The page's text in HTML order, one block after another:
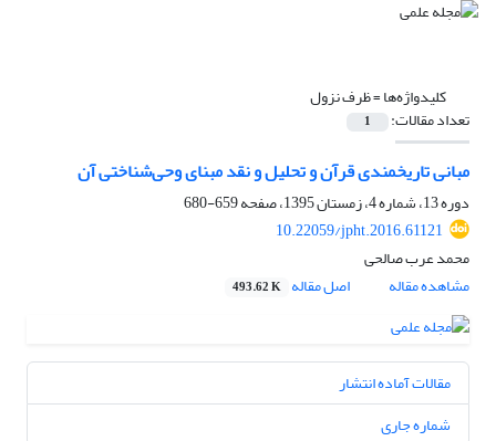
کلیدواژه‌ها =ظرف نزول
تعداد مقالات: 1
مبانی تاریخمندی قرآن و تحلیل و نقد مبنای وحی‌شناختی آن
دوره 13، شماره 4، زمستان 1395، صفحه
659-680
10.22059/jpht.2016.61121
محمد عرب صالحی
مشاهده مقاله
اصل مقاله 493.62 K
مقالات آماده انتشار
شماره جاری